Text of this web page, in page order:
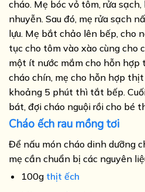
cháo. Mẹ bóc vỏ tôm, rửa
nhuyễn. Sau đó, mẹ rửa sạch
lựu. Mẹ bắt chảo lên bếp, cho
tục cho tôm vào xào cùng cho
một ít nước mắm cho hỗn hợp
cháo chín, mẹ cho hỗn hợp
khoảng 5 phút thì tắt bếp.
bát, đợi cháo nguội rồi cho bé
Cháo ếch rau mồng tơi
Để nấu món cháo dinh dưỡng
mẹ cần chuẩn bị các nguyên
100g thịt ếch